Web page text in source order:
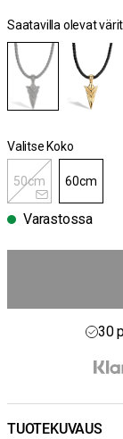
Saatavilla olevat värit
Valitse Koko
50cm 60cm
Varastossa
30
TUOTEKUVAUS